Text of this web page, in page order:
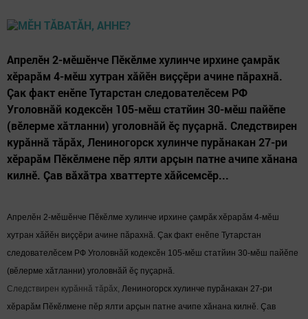
Апрелӗн 2-мӗшӗнче Пӗкӗлме хулинче ирхине çамрăк
хӗрарăм 4-мӗш хутран хăйӗн виççӗри ачине пăрахнă.
Çак факт енӗпе Тутарстан следователӗсем РФ
Уголовнăй кодексӗн 105-мӗш статйин 30-мӗш пайӗпе
(вӗлерме хăтланни) уголовнăй ӗç пуçарнă. Следствирен
курăннă тăрăх, Лениногорск хулинче пурăнакан 27-ри
хӗрарăм Пӗкӗлмене пӗр ялти арçын патне ачипе хăнана
килнӗ. Çав вăхăтра хваттерте хăйсемсӗр...
Апрелӗн 2-мӗшӗнче Пӗкӗлме хулинче ирхине çамрăк хӗрарăм 4-мӗш
хутран хăйӗн виççӗри ачине пăрахнă. Çак факт енӗпе Тутарстан
следователӗсем РФ Уголовнăй кодексӗн 105-мӗш статйин 30-мӗш пайӗпе
(вӗлерме хăтланни) уголовнăй ӗç пуçарнă.
Следствирен курăннă тăрăх, Лениногорск хулинче пурăнакан 27-ри
хӗрарăм Пӗкӗлмене пӗр ялти арçын патне ачипе хăнана килнӗ. Çав